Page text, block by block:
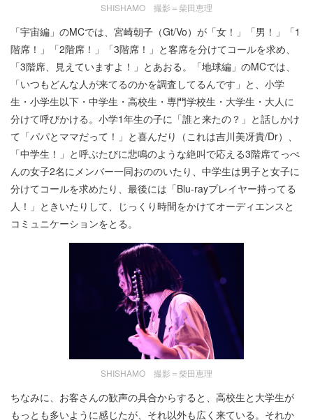
SHISHAMO 撮影＝柴田恵理
「宇宙編」のMCでは、宮崎朝子（Gt/Vo）が「女！」「男！」「1
階席！」「2階席！」「3階席！」と客席を分けてコールを求め、
「3階席、見えていますよ！」とあおる。「地球編」のMCでは、
「いつもどんな人が来てるのかを調査してるんです」と、小学
生・小学生以下・中学生・高校生・専門学校生・大学生・大人に
分けて呼びかける。小学1年生の子に「誰と来たの？」と話しかけ
て「パパとママだって！」と喜んだり（これは吉川美冴貴/Dr）、
「中学生！」と呼ぶたびに悲鳴のような絶叫で応える3階席てっぺ
んの女子2名にメンバー一同おののいたり、中学生は男子と女子に
分けてコールを求めたり、最後には「Blu-rayプレイヤー持ってる
人！」ときいたりして、じっくり時間をかけてオーディエンスと
コミュニケーションをとる。
SHISHAMO 撮影＝柴田恵理
ちなみに、お客さんの歓声の具合からすると、高校生と大学生が
もっとも多いように感じたが、それ以外も広く来ている。それか